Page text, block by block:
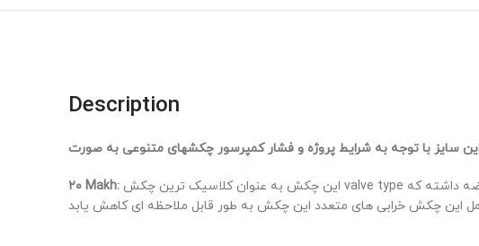
Description
۲۰ Makh: